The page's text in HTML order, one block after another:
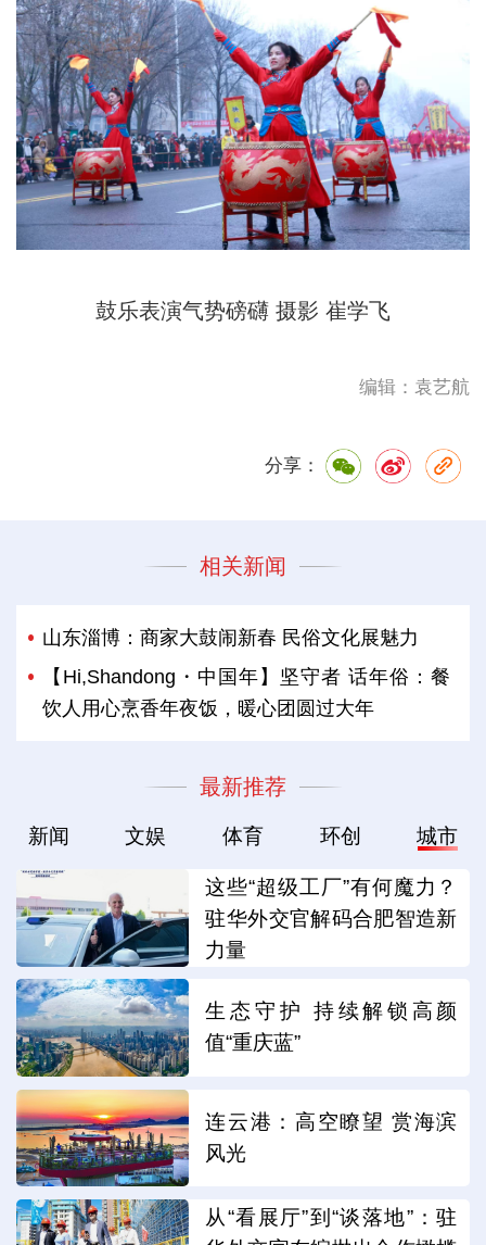
鼓乐表演气势磅礴 摄影 崔学飞
编辑：袁艺航
分享：
相关新闻
山东淄博：商家大鼓闹新春 民俗文化展魅力
【Hi,Shandong・中国年】坚守者 话年俗：餐
饮人用心烹香年夜饭，暖心团圆过大年
最新推荐
新闻 文娱 体育 环创 城市
这些“超级工厂”有何魔力？
驻华外交官解码合肥智造新
力量
生态守护 持续解锁高颜
值“重庆蓝”
连云港：高空瞭望 赏海滨
风光
从“看展厅”到“谈落地”：驻